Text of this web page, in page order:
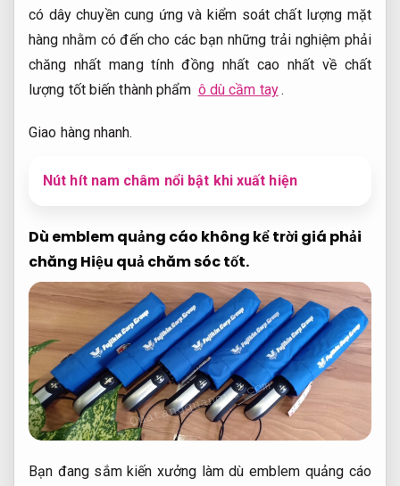
có dây chuyền cung ứng và kiểm soát chất lượng mặt
hàng nhằm có đến cho các bạn những trải nghiệm phải
chăng nhất mang tính đồng nhất cao nhất về chất
lượng tốt biến thành phẩm ô dù cầm tay .
Giao hàng nhanh.
Nút hít nam châm nổi bật khi xuất hiện
Dù emblem quảng cáo không kể trời giá phải
chăng Hiệu quả chăm sóc tốt.
Bạn đang sắm kiến xưởng làm dù emblem quảng cáo